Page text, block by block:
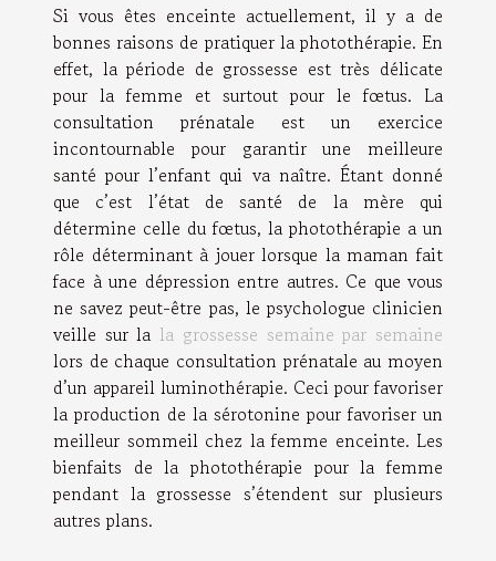
Si vous êtes enceinte actuellement, il y a de
bonnes raisons de pratiquer la photothérapie. En
effet, la période de grossesse est très délicate
pour la femme et surtout pour le fœtus. La
consultation prénatale est un exercice
incontournable pour garantir une meilleure
santé pour l’enfant qui va naître. Étant donné
que c’est l’état de santé de la mère qui
détermine celle du fœtus, la photothérapie a un
rôle déterminant à jouer lorsque la maman fait
face à une dépression entre autres. Ce que vous
ne savez peut-être pas, le psychologue clinicien
veille sur la la grossesse semaine par semaine
lors de chaque consultation prénatale au moyen
d’un appareil luminothérapie. Ceci pour favoriser
la production de la sérotonine pour favoriser un
meilleur sommeil chez la femme enceinte. Les
bienfaits de la photothérapie pour la femme
pendant la grossesse s’étendent sur plusieurs
autres plans.